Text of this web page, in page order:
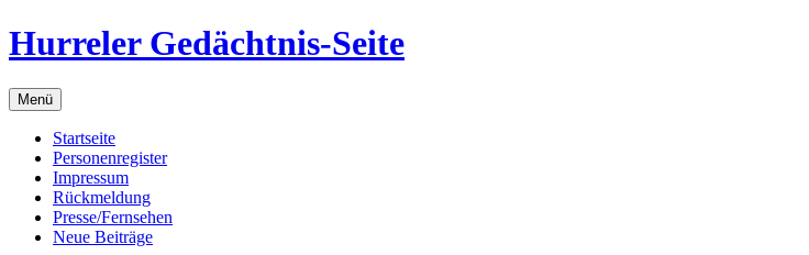
Zum
Inhalt
Hurreler Gedächtnis-Seite
Menü
Startseite
Personenregister
Impressum
Rückmeldung
Presse/Fernsehen
Neue Beiträge